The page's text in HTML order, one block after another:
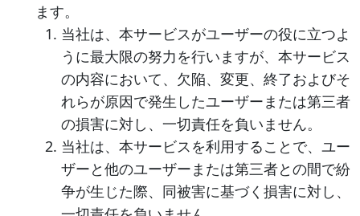
ます。
当社は、本サービスがユーザーの役に立つよ
うに最大限の努力を行いますが、本サービス
の内容において、欠陥、変更、終了およびそ
れらが原因で発生したユーザーまたは第三者
の損害に対し、一切責任を負いません。
当社は、本サービスを利用することで、ユー
ザーと他のユーザーまたは第三者との間で紛
争が生じた際、同被害に基づく損害に対し、